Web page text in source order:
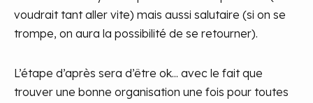
voudrait tant aller vite) mais aussi salutaire (si on se
trompe, on aura la possibilité de se retourner).
L’étape d’après sera d’être ok... avec le fait que
trouver une bonne organisation une fois pour toutes